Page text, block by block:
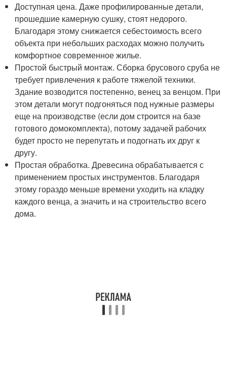
Доступная цена. Даже профилированные детали,
прошедшие камерную сушку, стоят недорого.
Благодаря этому снижается себестоимость всего
объекта при небольших расходах можно получить
комфортное современное жилье.
Простой быстрый монтаж. Сборка брусового сруба не
требует привлечения к работе тяжелой техники.
Здание возводится постепенно, венец за венцом. При
этом детали могут подгоняться под нужные размеры
еще на производстве (если дом строится на базе
готового домокомплекта), потому задачей рабочих
будет просто не перепутать и подогнать их друг к
другу.
Простая обработка. Древесина обрабатывается с
применением простых инструментов. Благодаря
этому гораздо меньше времени уходить на кладку
каждого венца, а значить и на строительство всего
дома.